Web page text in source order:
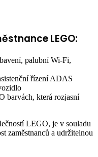
LEGO:
palubní Wi-Fi,
řízení ADAS
barvách, která rozjasní
LEGO, je v souladu
zaměstnanců a udržitelnou